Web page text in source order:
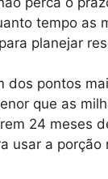
tempo as
planejar
dos pontos
que as
24 meses
usar a